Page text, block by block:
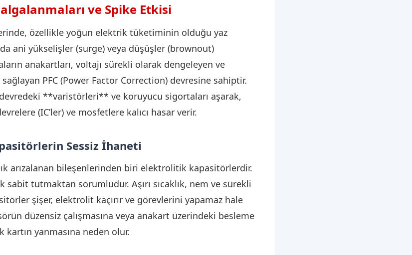
ve Spike Etkisi
özellikle yoğun elektrik tüketiminin olduğu yaz
ani yükselişler (surge) veya düşüşler (brownout)
anakartları, voltajı sürekli olarak dengeleyen ve
PFC (Power Factor Correction) devresine sahiptir.
**varistörleri** ve koruyucu sigortaları aşarak,
(IC’ler) ve mosfetlere kalıcı hasar verir.
Sessiz İhaneti
arızalanan bileşenlerinden biri elektrolitik kapasitörlerdir.
sabit tutmaktan sorumludur. Aşırı sıcaklık, nem ve sürekli
şişer, elektrolit kaçırır ve görevlerini yapamaz hale
düzensiz çalışmasına veya anakart üzerindeki besleme
kartın yanmasına neden olur.